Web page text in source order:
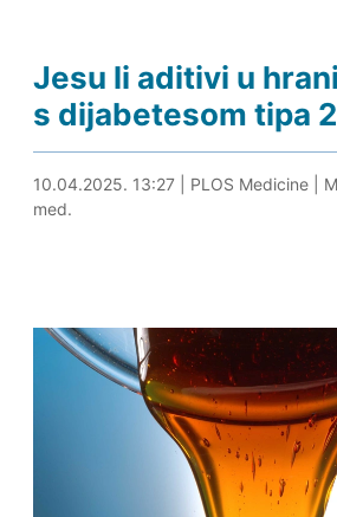
Jesu li aditivi u
s dijabetesom tipa
10.04.2025. 13:39
10.04.2025. 13:27| PLOS Medicine
med.